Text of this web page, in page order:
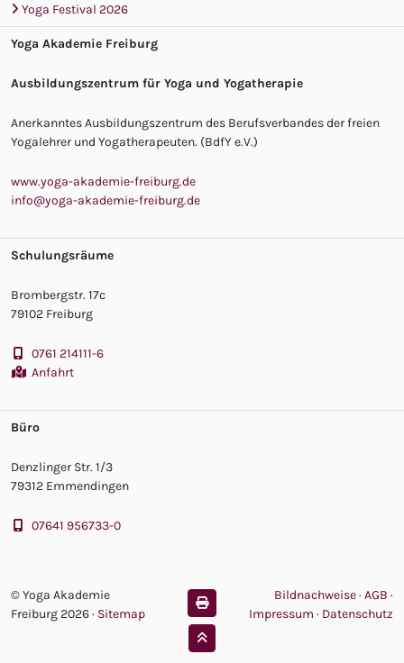
Yoga Festival 2026
Yoga Akademie Freiburg
Ausbildungszentrum für Yoga und Yogatherapie
Anerkanntes Ausbildungszentrum des Berufsverbandes der freien
Yogalehrer und Yogatherapeuten. (BdfY e.V.)
www.yoga-akademie-freiburg.de
info@yoga-akademie-freiburg.de
Schulungsräume
Brombergstr. 17c
79102 Freiburg
0761 214111-6
Anfahrt
Büro
Denzlinger Str. 1/3
79312 Emmendingen
07641 956733-0
© Yoga Akademie
Freiburg 2026· Sitemap
Bildnachweise· AGB ·
Impressum · Datenschutz